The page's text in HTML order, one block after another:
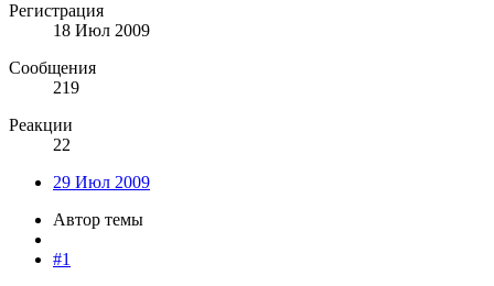
Регистрация
18 Июл 2009
Сообщения
219
Реакции
22
29 Июл 2009
Автор темы
#1